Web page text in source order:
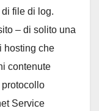
file di log.
– di solito una
hosting che
contenute
Service